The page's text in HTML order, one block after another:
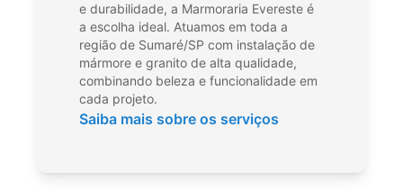
e durabilidade, a Marmoraria Evereste é
a escolha ideal. Atuamos em toda a
região de Sumaré/SP com instalação de
mármore e granito de alta qualidade,
combinando beleza e funcionalidade em
cada projeto.
Saiba mais sobre os serviços